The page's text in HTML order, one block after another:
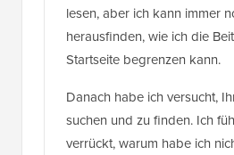
lesen, aber ich kann immer
herausfinden, wie ich die
Startseite begrenzen kann.
Danach habe ich versucht,
suchen und zu finden. Ich
verrückt, warum habe ich